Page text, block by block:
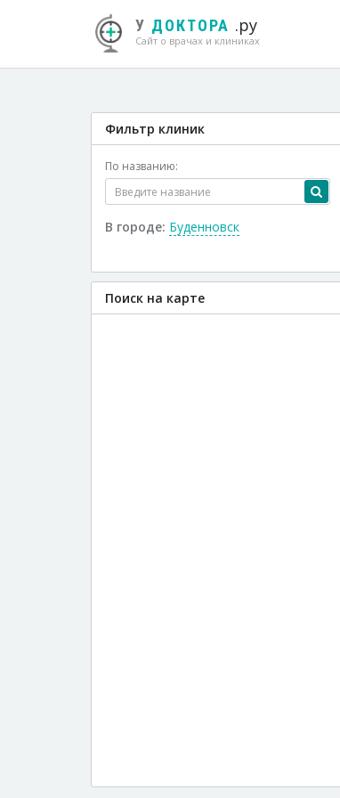
У ДОКТОРА .ру
Сайт о врачах и клиниках
Фильтр клиник
По названию:
В городе: Буденновск
Поиск на карте